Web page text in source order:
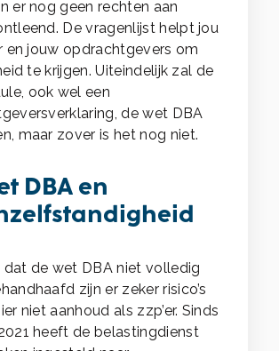
er nog geen rechten aan
De vragenlijst helpt jou
en jouw opdrachtgevers om
te krijgen. Uiteindelijk zal de
ook wel een
de wet DBA
maar zover is het nog niet.
DBA en
dat de wet DBA niet volledig
zijn er zeker risico’s
niet aanhoud als zzp’er. Sinds
heeft de belastingdienst